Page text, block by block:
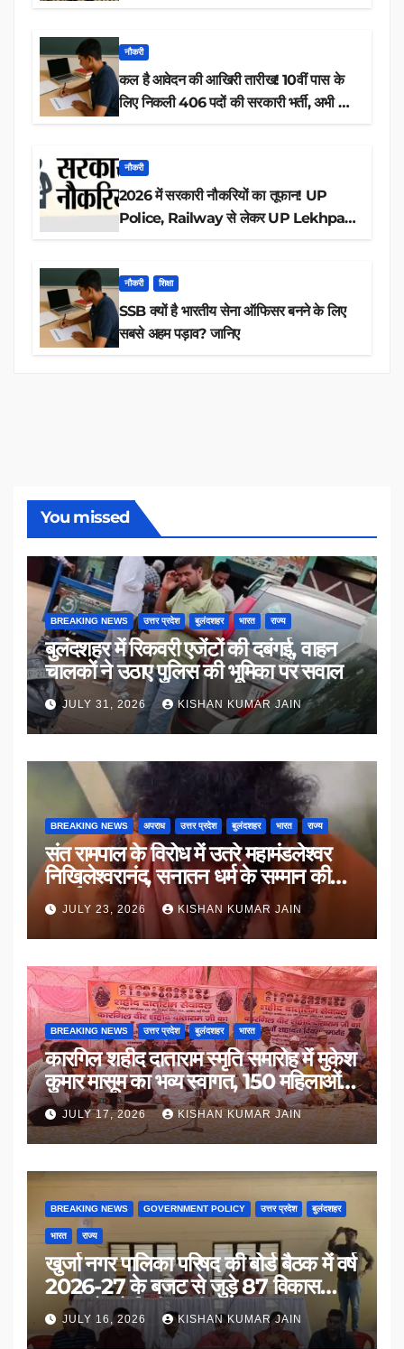
नौकरी
कल है आवेदन की आखिरी तारीख! 10वीं पास के
लिए निकली 406 पदों की सरकारी भर्ती, अभी करें
नौकरी
2026 में सरकारी नौकरियों का तूफान! UP
Police, Railway से लेकर UP Lekhpal
नौकरी शिक्षा
SSB क्यों है भारतीय सेना ऑफिसर बनने के लिए
सबसे अहम पड़ाव? जानिए
You missed
BREAKING NEWS उत्तर प्रदेश बुलंदशहर भारत राज्य
बुलंदशहर में रिकवरी एजेंटों की दबंगई, वाहन
चालकों ने उठाए पुलिस की भूमिका पर सवाल
JULY 31, 2026 KISHAN KUMAR JAIN
BREAKING NEWS अपराध उत्तर प्रदेश बुलंदशहर भारत राज्य
संत रामपाल के विरोध में उतरे महामंडलेश्वर
निखिलेश्वरानंद, सनातन धर्म के सम्मान की
उठाई मांग
JULY 23, 2026 KISHAN KUMAR JAIN
BREAKING NEWS उत्तर प्रदेश बुलंदशहर भारत
कारगिल शहीद दाताराम स्मृति समारोह में मुकेश
कुमार मासूम का भव्य स्वागत, 150 महिलाओं
का सम्मान
JULY 17, 2026 KISHAN KUMAR JAIN
BREAKING NEWS GOVERNMENT POLICY उत्तर प्रदेश बुलंदशहर
भारत राज्य
खुर्जा नगर पालिका परिषद की बोर्ड बैठक में वर्ष
2026-27 के बजट से जुड़े 87 विकास
प्रस्तावों को मिली मंजूरी
JULY 16, 2026 KISHAN KUMAR JAIN